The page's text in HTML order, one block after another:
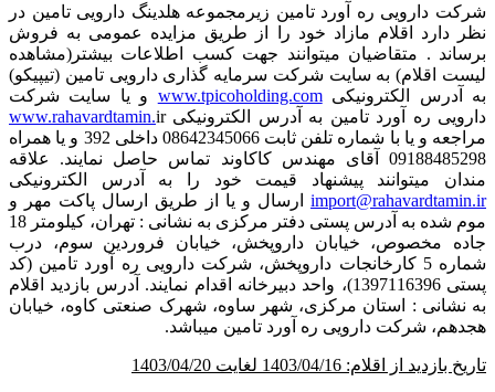
شرکت دارویی ره آورد تامین زیرمجموعه هلدینگ دارویی تامین در
نظر دارد اقلام مازاد خود را از طریق مزایده عمومی به فروش
برساند . متقاضیان میتوانند جهت کسب اطلاعات بیشتر(مشاهده
لیست اقلام) به سایت شرکت سرمایه گذاری دارویی تامین (تیپیکو)
به آدرس الکترونیکیwww.tpicoholding.com و یا سایت شرکت
دارویی ره آورد تامین به آدرس الکترونیکی www.rahavardtamin.ir
مراجعه و یا با شماره تلفن ثابت 08642345066 داخلی 392 و یا همراه
09188485298 آقای مهندس کاکاوند تماس حاصل نمایند. علاقه
مندان میتوانند پیشنهاد قیمت خود را به آدرس الکترونیکی
import@rahavardtamin.ir ارسال و یا از طریق ارسال پاکت مهر و
موم شده به آدرس پستی دفتر مرکزی به نشانی : تهران، کیلومتر 18
جاده مخصوص، خیابان داروپخش، خیابان فروردین سوم، درب
شماره 5 کارخانجات داروپخش، شرکت دارویی ره آورد تامین (کد
پستی 1397116396)، واحد دبیرخانه اقدام نمایند. آدرس بازدید اقلام
به نشانی : استان مرکزی، شهر ساوه، شهرک صنعتی کاوه، خیابان
هجدهم، شرکت دارویی ره آورد تامین میباشد.
تاریخ بازدید از اقلام: 1403/04/16 لغایت 1403/04/20